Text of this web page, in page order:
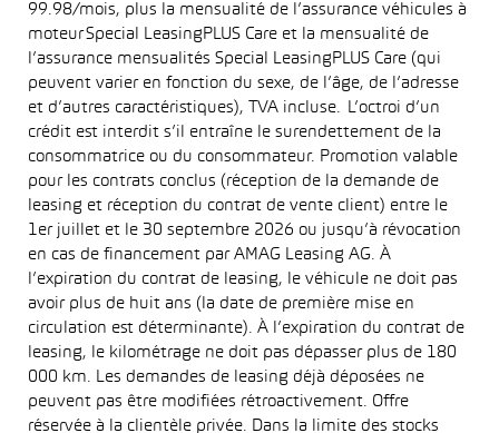
99.98/mois, plus la mensualité de l’assurance véhicules à
moteur Special LeasingPLUS Care et la mensualité de
l’assurance mensualités Special LeasingPLUS Care (qui
peuvent varier en fonction du sexe, de l’âge, de l’adresse
et d’autres caractéristiques), TVA incluse. L’octroi d’un
crédit est interdit s’il entraîne le surendettement de la
consommatrice ou du consommateur. Promotion valable
pour les contrats conclus (réception de la demande de
leasing et réception du contrat de vente client) entre le
1er juillet et le 30 septembre 2026 ou jusqu’à révocation
en cas de financement par AMAG Leasing AG. À
l’expiration du contrat de leasing, le véhicule ne doit pas
avoir plus de huit ans (la date de première mise en
circulation est déterminante). À l’expiration du contrat de
leasing, le kilométrage ne doit pas dépasser plus de 180
000 km. Les demandes de leasing déjà déposées ne
peuvent pas être modifiées rétroactivement. Offre
réservée à la clientèle privée. Dans la limite des stocks